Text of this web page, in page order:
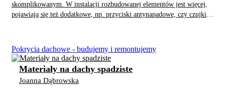
skomplikowanym. W instalacji rozbudowanej elementów jest więcej,
pojawiają się też dodatkowe, np. przyciski antynapadowe, czy czujki
Pokrycia dachowe - budujemy i remontujemy
Materiały na dachy spadziste
Joanna Dąbrowska